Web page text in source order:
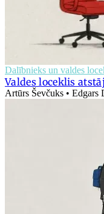
Dalībnieks un valdes
Valdes loceklis
Artūrs Ševčuks • Edgars